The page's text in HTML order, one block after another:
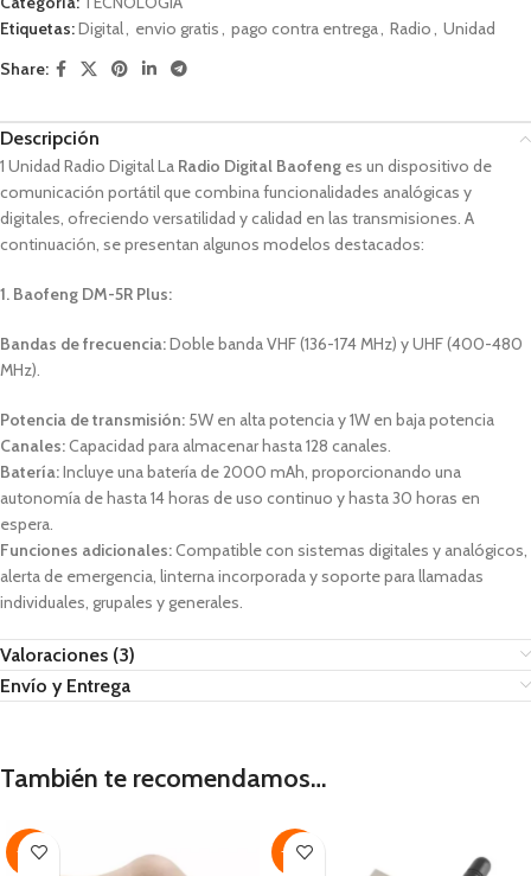
Etiquetas:Digital, envio gratis, pago contra entrega, Radio, Unidad
Share:
Descripción
1 Unidad Radio DigitalLa Radio Digital Baofeng es un dispositivo de
comunicación portátil que combina funcionalidades analógicas y
digitales, ofreciendo versatilidad y calidad en las transmisiones. A
continuación, se presentan algunos modelos destacados:​
1. Baofeng DM-5R Plus:
Bandas de frecuencia:Doble banda VHF (136-174 MHz) y UHF (400-480
MHz).
Potencia de transmisión: 5W en alta potencia y 1W en baja potencia
Canales:Capacidad para almacenar hasta 128 canales.
Batería:Incluye una batería de 2000 mAh, proporcionando una
autonomía de hasta 14 horas de uso continuo y hasta 30 horas en
espera.
Funciones adicionales:Compatible con sistemas digitales y analógicos,
alerta de emergencia, linterna incorporada y soporte para llamadas
individuales, grupales y generales.
Valoraciones (3)
Envío y Entrega
También te recomendamos…
-31% -34%